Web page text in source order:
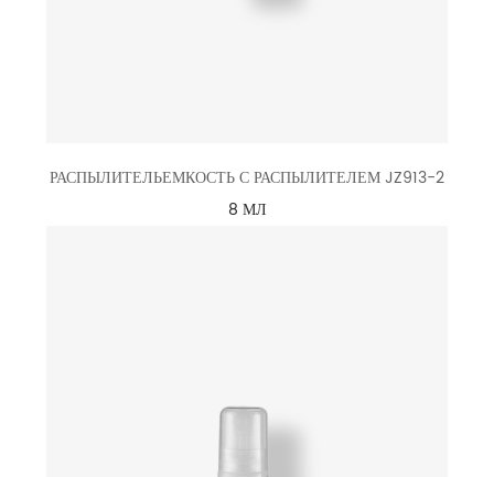
РАСПЫЛИТЕЛЬЕМКОСТЬ С РАСПЫЛИТЕЛЕМ JZ913-2
8 МЛ